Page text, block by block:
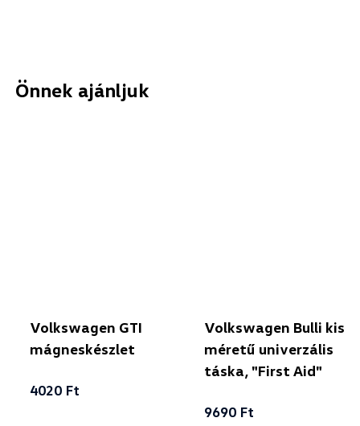
Önnek ajánljuk
Volkswagen GTI
mágneskészlet
4020 Ft
Volkswagen Bulli kis
méretű univerzális
táska, "First Aid"
9690 Ft